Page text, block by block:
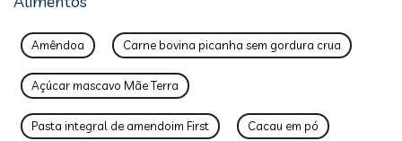
Amêndoa Carne bovina picanha sem gordura crua
Açúcar mascavo Mãe Terra
Pasta integral de amendoim First Cacau em pó